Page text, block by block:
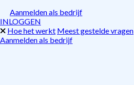
Aanmelden als bedrijf
INLOGGEN
Hoe het werkt Meest gestelde vragen
Aanmelden als bedrijf